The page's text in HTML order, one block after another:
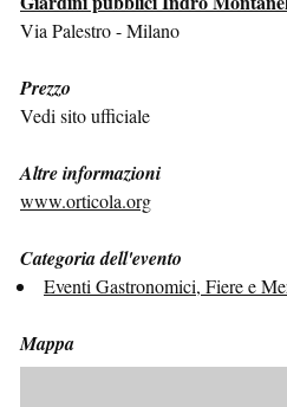
Via Palestro - Milano
Prezzo
Vedi sito ufficiale
Altre informazioni
www.orticola.org
Categoria dell'evento
Eventi Gastronomici, Fiere e
Mappa